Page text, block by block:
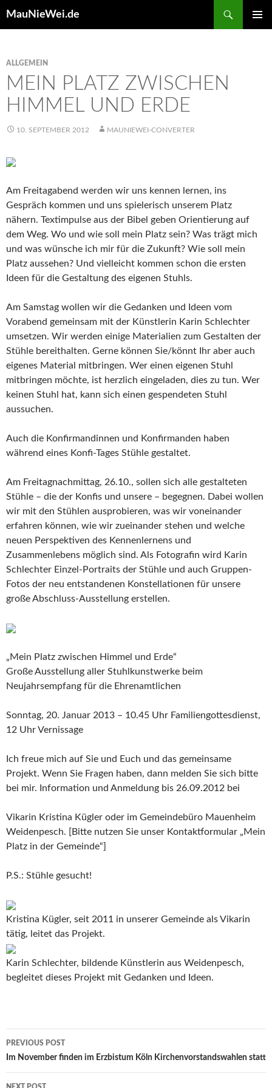
MauNieWei.de
ALLGEMEIN
MEIN PLATZ ZWISCHEN
HIMMEL UND ERDE
10. SEPTEMBER 2012 MAUNIEWEI-CONVERTER
Am Freitagabend werden wir uns kennen lernen, ins
Gespräch kommen und uns spielerisch unserem Platz
nähern. Textimpulse aus der Bibel geben Orientierung auf
dem Weg. Wo und wie soll mein Platz sein? Was trägt mich
und was wünsche ich mir für die Zukunft? Wie soll mein
Platz aussehen? Und vielleicht kommen schon die ersten
Ideen für die Gestaltung des eigenen Stuhls.
Am Samstag wollen wir die Gedanken und Ideen vom
Vorabend gemeinsam mit der Künstlerin Karin Schlechter
umsetzen. Wir werden einige Materialien zum Gestalten der
Stühle bereithalten. Gerne können Sie/könnt Ihr aber auch
eigenes Material mitbringen. Wer einen eigenen Stuhl
mitbringen möchte, ist herzlich eingeladen, dies zu tun. Wer
keinen Stuhl hat, kann sich einen gespendeten Stuhl
aussuchen.
Auch die Konfirmandinnen und Konfirmanden haben
während eines Konfi-Tages Stühle gestaltet.
Am Freitagnachmittag, 26.10., sollen sich alle gestalteten
Stühle – die der Konfis und unsere – begegnen. Dabei wollen
wir mit den Stühlen ausprobieren, was wir voneinander
erfahren können, wie wir zueinander stehen und welche
neuen Perspektiven des Kennenlernens und
Zusammenlebens möglich sind. Als Fotografin wird Karin
Schlechter Einzel-Portraits der Stühle und auch Gruppen-
Fotos der neu entstandenen Konstellationen für unsere
große Abschluss-Ausstellung erstellen.
„Mein Platz zwischen Himmel und Erde“
Große Ausstellung aller Stuhlkunstwerke beim
Neujahrsempfang für die Ehrenamtlichen
Sonntag, 20. Januar 2013 – 10.45 Uhr Familiengottesdienst,
12 Uhr Vernissage
Ich freue mich auf Sie und Euch und das gemeinsame
Projekt. Wenn Sie Fragen haben, dann melden Sie sich bitte
bei mir. Information und Anmeldung bis 26.09.2012 bei
Vikarin Kristina Kügler oder im Gemeindebüro Mauenheim
Weidenpesch. [Bitte nutzen Sie unser Kontaktformular „Mein
Platz in der Gemeinde“]
P.S.: Stühle gesucht!
Kristina Kügler, seit 2011 in unserer Gemeinde als Vikarin
tätig, leitet das Projekt.
Karin Schlechter, bildende Künstlerin aus Weidenpesch,
begleitet dieses Projekt mit Gedanken und Ideen.
Post
navigation
PREVIOUS POST
Im November finden im Erzbistum Köln Kirchenvorstandswahlen statt